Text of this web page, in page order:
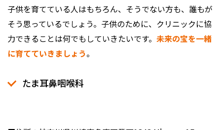
子供を育てている人はもちろん、そうでない方も、誰もが
そう思っているでしょう。子供のために、クリニックに協
力できることは何でもしていきたいです。 未来の宝を一緒
に育てていきましょう。
たま耳鼻咽喉科